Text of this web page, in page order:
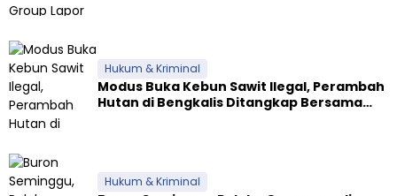
Hukum & Kriminal
Modus Buka Kebun Sawit Ilegal, Perambah
Hutan di Bengkalis Ditangkap Bersama
Hukum & Kriminal